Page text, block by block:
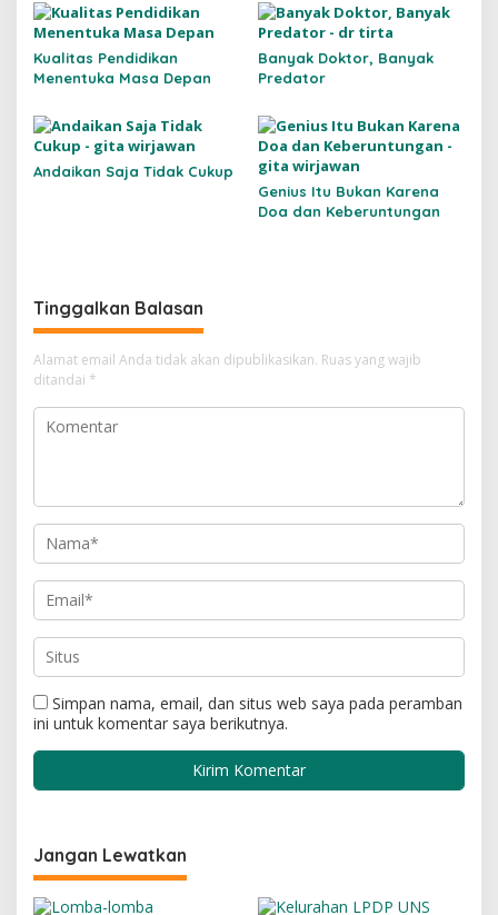
Kualitas Pendidikan
Menentuka Masa Depan
Banyak Doktor, Banyak
Predator
Andaikan Saja Tidak Cukup
Genius Itu Bukan Karena
Doa dan Keberuntungan
Tinggalkan Balasan
Alamat email Anda tidak akan dipublikasikan. Ruas yang wajib
ditandai *
Simpan nama, email, dan situs web saya pada peramban
ini untuk komentar saya berikutnya.
Jangan Lewatkan